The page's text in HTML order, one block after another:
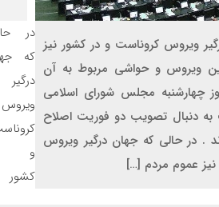
ویروس کروناست و در کشور نیز
ویروس و حواشی مربوط به آن
چهارشنبه مجلس شورای اسلامی
به دنبال تصویب دو فوریت اصلاح
. در حالی که جهان درگیر ویروس
عموم مردم […]
در
که
درگیر
ویروس
و
کشور